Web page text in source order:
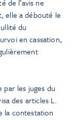
de l’avis ne
elle a débouté le
du
en cassation,
par les juges du
des articles L.
la contestation